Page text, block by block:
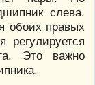
слева.
обоих правых
регулируется
Это важно